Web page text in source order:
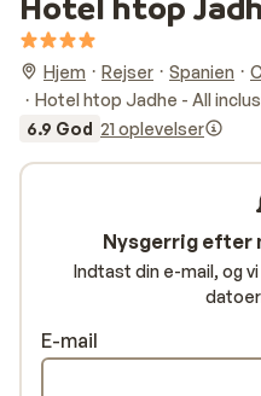
Hjem Rejser Spanien
Hotel htop Jadhe - All
6.9 God 21 oplevelser
Nysgerrig efter
Indtast din e-mail, og
E-mail